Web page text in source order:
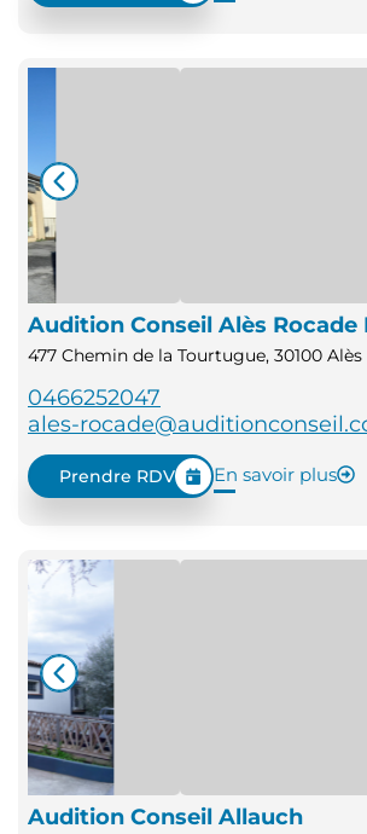
Audition Conseil Alès Rocade
477 Chemin de la Tourtugue, 30100 Alès
0466252047
ales-
Prendre RDV En savoir plus
Audition Conseil Allauch